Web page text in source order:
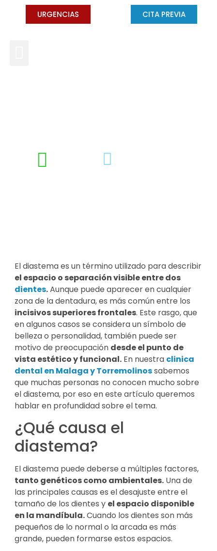
CITA PREVIA
URGENCIAS
El diastema es un término utilizado para describir
el espacio o separación visible entre dos
dientes.Aunque puede aparecer en cualquier
zona de la dentadura, es más común entre los
incisivos superiores frontales. Este rasgo, que
en algunos casos se considera un símbolo de
belleza o personalidad, también puede ser
motivo de preocupación desde el punto de
vista estético y funcional. En nuestra clinica
dental en Malaga y Torremolinossabemos
que muchas personas no conocen mucho sobre
el diastema, por eso en este artículo queremos
hablar en profundidad sobre el tema.
¿Qué causa el
diastema?
El diastema puede deberse a múltiples factores,
tanto genéticos como ambientales. Una de
las principales causas es el desajuste entre el
tamaño de los dientes y el espacio disponible
en la mandíbula.Cuando los dientes son más
pequeños de lo normal o la arcada es más
grande, pueden formarse estos espacios.